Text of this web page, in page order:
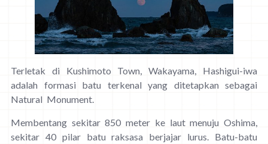
Terletak di Kushimoto Town, Wakayama, Hashigui-iwa
adalah formasi batu terkenal yang ditetapkan sebagai
Natural Monument.
Membentang sekitar 850 meter ke laut menuju Oshima,
sekitar 40 pilar batu raksasa berjajar lurus. Batu-batu